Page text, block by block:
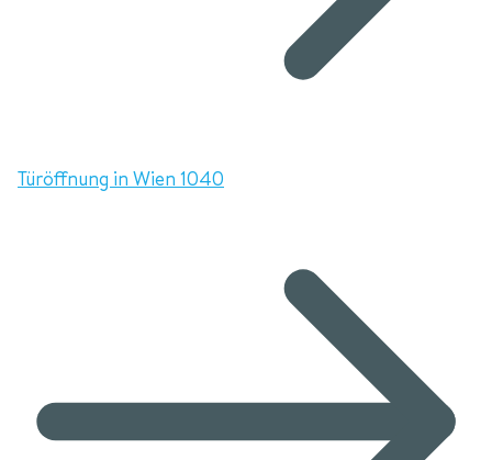
Türöffnung in Wien 1040